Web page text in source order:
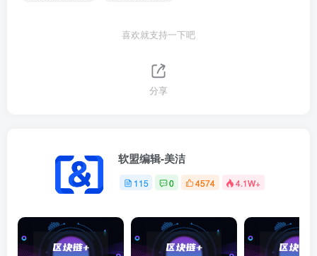
喜欢就支持一下吧
分享
软盟编辑-美洁
115 0 4574 4.1W+